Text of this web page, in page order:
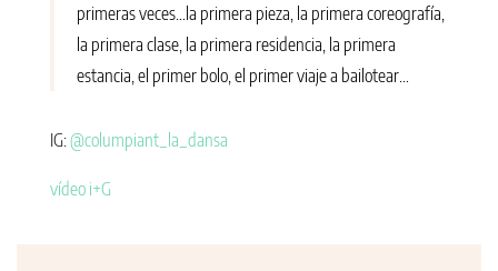
primeras veces…la primera pieza, la primera coreografía,
la primera clase, la primera residencia, la primera
estancia, el primer bolo, el primer viaje a bailotear…
IG:@columpiant_la_dansa
vídeo i+G